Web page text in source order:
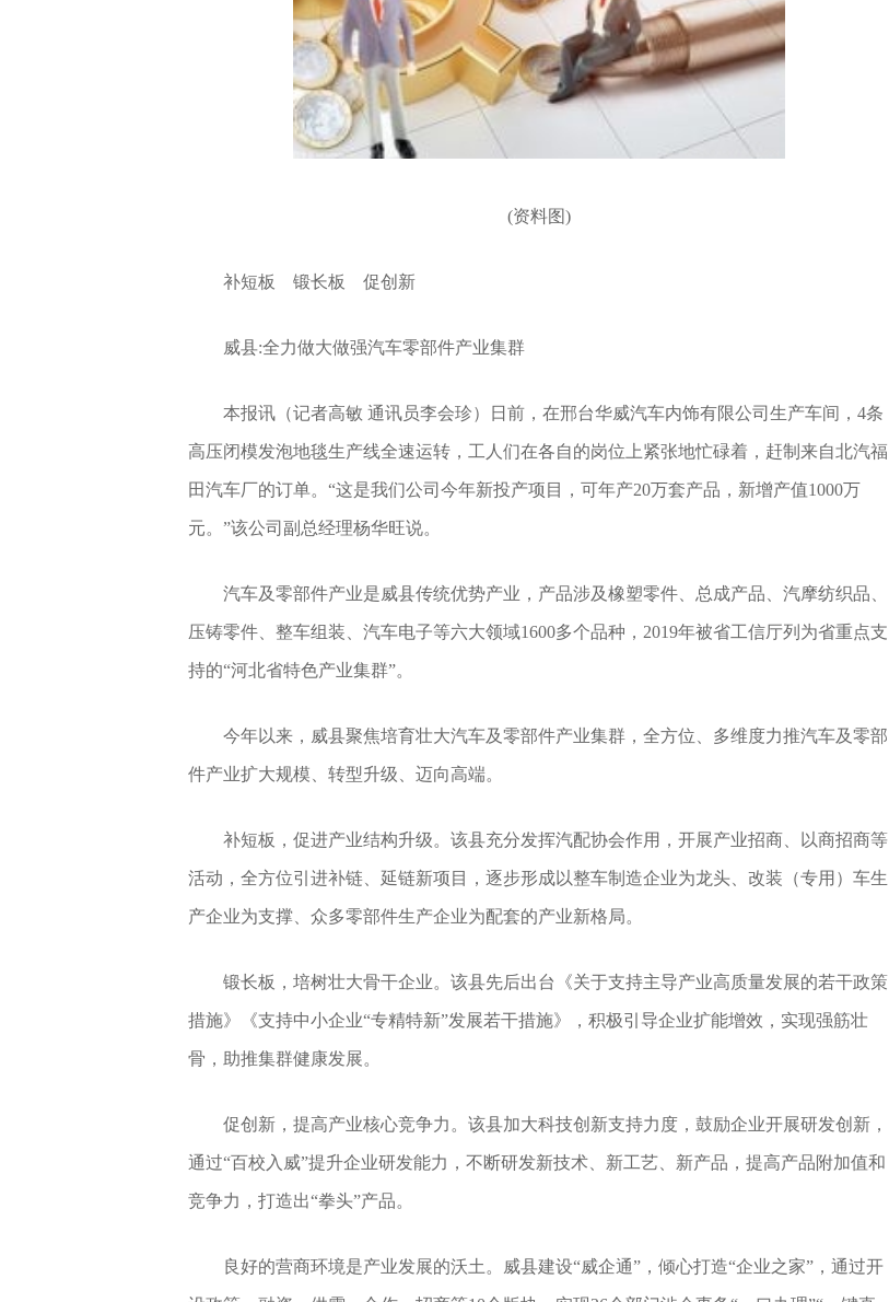
(资料图)
补短板 锻长板 促创新
威县:全力做大做强汽车零部件产业集群
本报讯（记者高敏 通讯员李会珍）日前，在邢台华威汽车内饰有限公司生产车间，4条
高压闭模发泡地毯生产线全速运转，工人们在各自的岗位上紧张地忙碌着，赶制来自北汽福
田汽车厂的订单。“这是我们公司今年新投产项目，可年产20万套产品，新增产值1000万
元。”该公司副总经理杨华旺说。
汽车及零部件产业是威县传统优势产业，产品涉及橡塑零件、总成产品、汽摩纺织品、
压铸零件、整车组装、汽车电子等六大领域1600多个品种，2019年被省工信厅列为省重点支
持的“河北省特色产业集群”。
今年以来，威县聚焦培育壮大汽车及零部件产业集群，全方位、多维度力推汽车及零部
件产业扩大规模、转型升级、迈向高端。
补短板，促进产业结构升级。该县充分发挥汽配协会作用，开展产业招商、以商招商等
活动，全方位引进补链、延链新项目，逐步形成以整车制造企业为龙头、改装（专用）车生
产企业为支撑、众多零部件生产企业为配套的产业新格局。
锻长板，培树壮大骨干企业。该县先后出台《关于支持主导产业高质量发展的若干政策
措施》《支持中小企业“专精特新”发展若干措施》，积极引导企业扩能增效，实现强筋壮
骨，助推集群健康发展。
促创新，提高产业核心竞争力。该县加大科技创新支持力度，鼓励企业开展研发创新，
通过“百校入威”提升企业研发能力，不断研发新技术、新工艺、新产品，提高产品附加值和
竞争力，打造出“拳头”产品。
良好的营商环境是产业发展的沃土。威县建设“威企通”，倾心打造“企业之家”，通过开